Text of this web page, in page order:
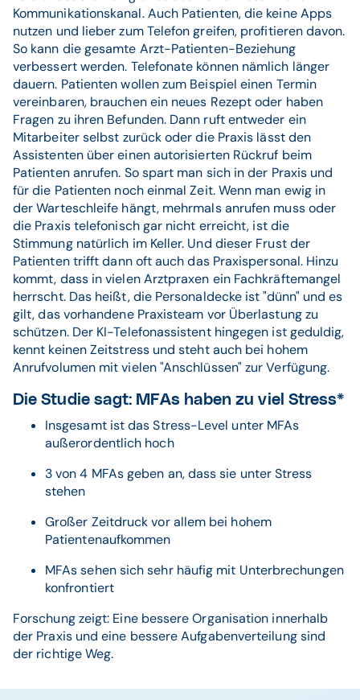
Kommunikationskanal. Auch Patienten, die keine Apps
nutzen und lieber zum Telefon greifen, profitieren davon.
So kann die gesamte Arzt-Patienten-Beziehung
verbessert werden. Telefonate können nämlich länger
dauern. Patienten wollen zum Beispiel einen Termin
vereinbaren, brauchen ein neues Rezept oder haben
Fragen zu ihren Befunden. Dann ruft entweder ein
Mitarbeiter selbst zurück oder die Praxis lässt den
Assistenten über einen autorisierten Rückruf beim
Patienten anrufen. So spart man sich in der Praxis und
für die Patienten noch einmal Zeit. Wenn man ewig in
der Warteschleife hängt, mehrmals anrufen muss oder
die Praxis telefonisch gar nicht erreicht, ist die
Stimmung natürlich im Keller. Und dieser Frust der
Patienten trifft dann oft auch das Praxispersonal. Hinzu
kommt, dass in vielen Arztpraxen ein Fachkräftemangel
herrscht. Das heißt, die Personaldecke ist "dünn" und es
gilt, das vorhandene Praxisteam vor Überlastung zu
schützen. Der KI-Telefonassistent hingegen ist geduldig,
kennt keinen Zeitstress und steht auch bei hohem
Anrufvolumen mit vielen "Anschlüssen" zur Verfügung.
Die Studie sagt: MFAs haben zu viel Stress*
Insgesamt ist das Stress-Level unter MFAs
außerordentlich hoch
3 von 4 MFAs geben an, dass sie unter Stress
stehen
Großer Zeitdruck vor allem bei hohem
Patientenaufkommen
MFAs sehen sich sehr häufig mit Unterbrechungen
konfrontiert
Forschung zeigt: Eine bessere Organisation innerhalb
der Praxis und eine bessere Aufgabenverteilung sind
der richtige Weg.